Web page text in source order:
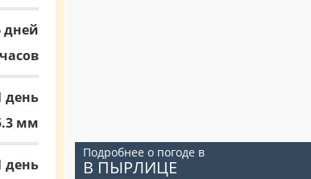
дней
день
мм
день
Подробнее о погоде в
В ПЫРЛИЦЕ